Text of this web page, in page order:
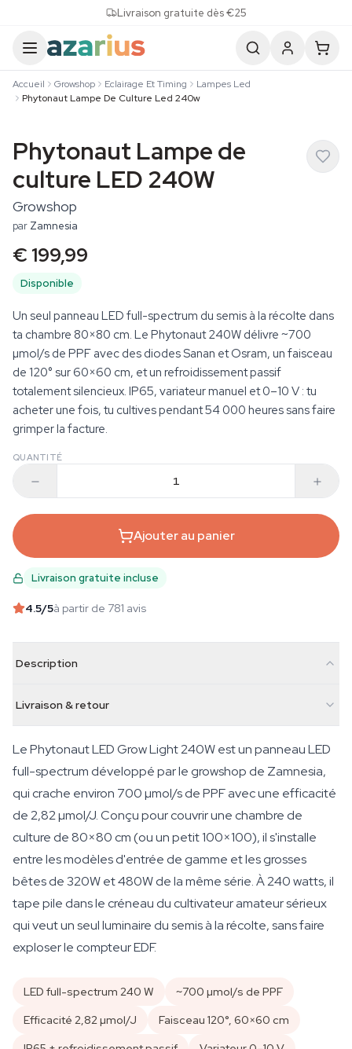
Livraison gratuite dès €25
Accueil Growshop Eclairage Et Timing
Lampes Led
Phytonaut Lampe De Culture Led 240w
Phytonaut Lampe de
culture LED 240W
Growshop
par Zamnesia
€ 199,99
Disponible
Un seul panneau LED full-spectrum du semis à la récolte dans
ta chambre 80×80 cm. Le Phytonaut 240W délivre ~700
µmol/s de PPF avec des diodes Sanan et Osram, un faisceau
de 120° sur 60×60 cm, et un refroidissement passif
totalement silencieux. IP65, variateur manuel et 0–10 V : tu
acheter une fois, tu cultives pendant 54 000 heures sans faire
grimper la facture.
QUANTITÉ
Ajouter au panier
Livraison gratuite incluse
4.5/5à partir de 781 avis
Description
Livraison & retour
Le Phytonaut LED Grow Light 240W est un panneau LED
full-spectrum développé par le growshop de Zamnesia,
qui crache environ 700 µmol/s de PPF avec une efficacité
de 2,82 µmol/J. Conçu pour couvrir une chambre de
culture de 80×80 cm (ou un petit 100×100), il s'installe
entre les modèles d'entrée de gamme et les grosses
bêtes de 320W et 480W de la même série. À 240 watts, il
tape pile dans le créneau du cultivateur amateur sérieux
qui veut un seul luminaire du semis à la récolte, sans faire
exploser le compteur EDF.
LED full-spectrum 240 W
~700 µmol/s de PPF
Efficacité 2,82 µmol/J
Faisceau 120°, 60×60 cm